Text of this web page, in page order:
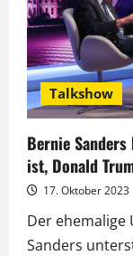
Talkshow
Bernie
ist, Donald
17. Oktober 2023
Der ehemalige
Sanders